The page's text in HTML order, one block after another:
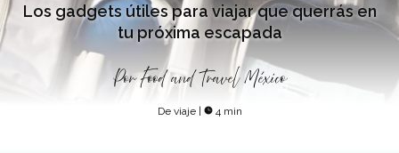
Los gadgets útiles para viajar que querrás en
tu próxima escapada
Por Food and Travel México
De viaje | 4 min